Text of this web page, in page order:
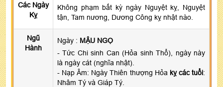
Các Ngày
Kỵ
Không phạm bất kỳ ngày Nguyệt kỵ, Nguyệt
tận, Tam nương, Dương Công kỵ nhật nào.
Ngũ
Hành
Ngày : MẬU NGỌ
- Tức Chi sinh Can (Hỏa sinh Thổ), ngày này
là ngày cát (nghĩa nhật).
- Nạp Âm: Ngày Thiên thượng Hỏa kỵ các tuổi:
Nhâm Tý và Giáp Tý.